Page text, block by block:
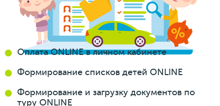
Оплата ONLINEв личном кабинете
Формирование списков детей ONLINE
Формирование и загрузку документов по
туру ONLINE